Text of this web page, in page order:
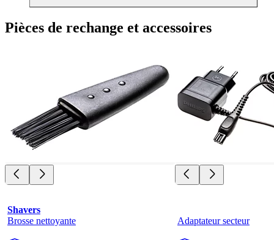
Pièces de rechange et accessoires
Shavers
Brosse nettoyante
Adaptateur secteur